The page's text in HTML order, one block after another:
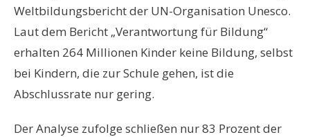
Weltbildungsbericht der UN-Organisation Unesco.
Laut dem Bericht „Verantwortung für Bildung“
erhalten 264 Millionen Kinder keine Bildung, selbst
bei Kindern, die zur Schule gehen, ist die
Abschlussrate nur gering.
Der Analyse zufolge schließen nur 83 Prozent der